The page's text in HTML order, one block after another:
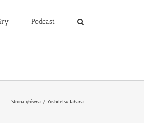
Podcast
Strona główna / Yoshitetsu Jahana